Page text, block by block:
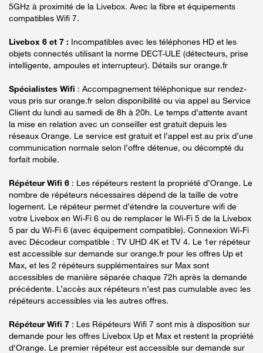
5GHz à proximité de la Livebox. Avec la fibre et équipements
compatibles Wifi 7.
Livebox 6 et 7 : Incompatibles avec les téléphones HD et les
objets connectés utilisant la norme DECT-ULE (détecteurs, prise
intelligente, ampoules et interrupteur). Détails sur orange.fr
Spécialistes Wifi : Accompagnement téléphonique sur rendez-
vous pris sur orange.fr selon disponibilité ou via appel au Service
Client du lundi au samedi de 8h à 20h. Le temps d’attente avant
la mise en relation avec un conseiller est gratuit depuis les
réseaux Orange. Le service est gratuit et l’appel est au prix d’une
communication normale selon l’offre détenue, ou décompté du
forfait mobile.
Répéteur Wifi 6 : Les répéteurs restent la propriété d’Orange. Le
nombre de répéteurs nécessaires dépend de la taille de votre
logement. Le répéteur permet d’étendre la couverture wifi de
votre Livebox en Wi-Fi 6 ou de remplacer le Wi-Fi 5 de la Livebox
5 par du Wi-Fi 6 (avec équipement compatible). Connexion Wi-Fi
avec Décodeur compatible : TV UHD 4K et TV 4. Le 1er répéteur
est accessible sur demande sur orange.fr pour les offres Up et
Max, et les 2 répéteurs supplémentaires sur Max sont
accessibles de manière séparée chaque 72h après la demande
précédente. L’accès aux répéteurs n’est pas cumulable avec les
répéteurs accessibles via les autres offres.
Répéteur Wifi 7 : Les Répéteurs Wifi 7 sont mis à disposition sur
demande pour les offres Livebox Up et Max et restent la propriété
d'Orange. Le premier répéteur est accessible sur demande sur